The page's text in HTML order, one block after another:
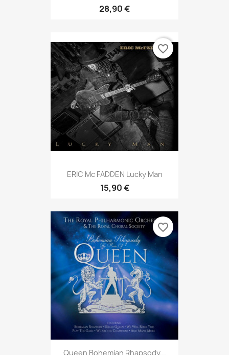
28,90 €
ERIC Mc FADDEN Lucky Man
15,90 €
favorite_border
Queen Bohemian Rhapsody...
favorite_border